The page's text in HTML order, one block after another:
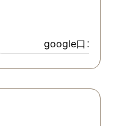
google口コミ